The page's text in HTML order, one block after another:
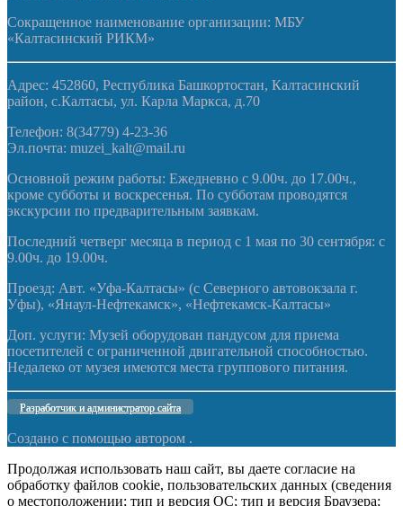
Сокращенное наименование организации: МБУ
«Калтасинский РИКМ»
Адрес: 452860, Республика Башкортостан, Калтасинский
район, с.Калтасы, ул. Карла Маркса, д.70
Телефон: 8(34779) 4-23-36
Эл.почта: muzei_kalt@mail.ru
Основной режим работы: Ежедневно с 9.00ч. до 17.00ч.,
кроме субботы и воскресенья. По субботам проводятся
экскурсии по предварительным заявкам.
Последний четверг месяца в период с 1 мая по 30 сентября: с
9.00ч. до 19.00ч.
Проезд: Авт. «Уфа-Калтасы» (с Северного автовокзала г.
Уфы), «Янаул-Нефтекамск», «Нефтекамск-Калтасы»
Доп. услуги: Музей оборудован пандусом для приема
посетителей с ограниченной двигательной способностью.
Недалеко от музея имеются места группового питания.
Разработчик и администратор сайта
Создано с помощью автором .
Продолжая использовать наш сайт, вы даете согласие на
обработку файлов cookie, пользовательских данных (сведения
о местоположении; тип и версия ОС; тип и версия Браузера;